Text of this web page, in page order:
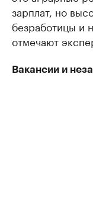
зарплат, но
безработицы и
отмечают
Вакансии и